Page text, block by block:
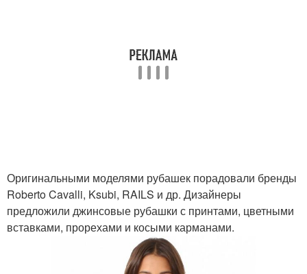
Оригинальными моделями рубашек порадовали бренды
Roberto Cavalli, Ksubi, RAILS и др. Дизайнеры
предложили джинсовые рубашки с принтами, цветными
вставками, прорехами и косыми карманами.